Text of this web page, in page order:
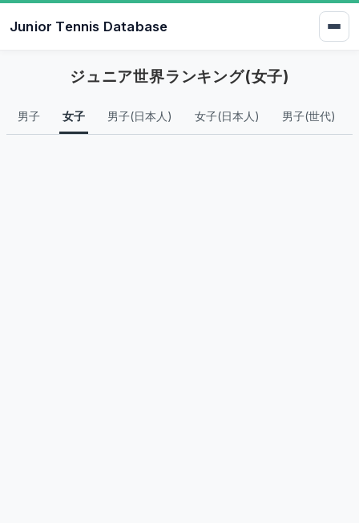
Junior Tennis Database
ジュニア世界ランキング(女子)
男子 女子 男子(日本人) 女子(日本人) 男子(世代)